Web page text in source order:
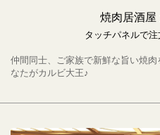
焼肉居酒屋
タッチパネルで
仲間同士、ご家族で新鮮な旨い焼
なたがカルビ大王♪